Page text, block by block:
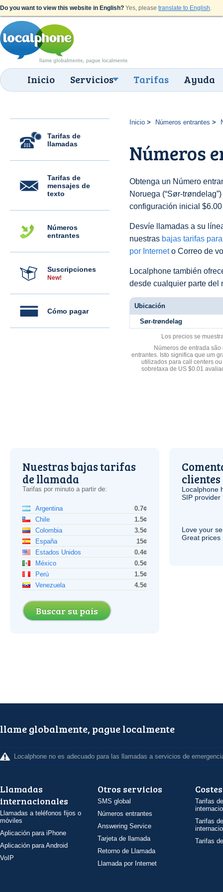
Do you want to view this website in English? Yes, please translate to English.
Inicio Servicios Tarifas Ayuda
Tarifas de
llamadas
Tarifas de
mensajes de
texto
Números
entrantes
Suscripciones
New!
Cómo pagar
Inicio Números entrantes
Números
Obtenga un Número
Noruega (“Sør-
configuración inicial
Desvíe llamadas a su
nuestras bajas tarifas
por Interneto Correo de
Localphone también
desde cualquier parte del
Ubicación
Sør-trøndelag
Los precios se
Números de entrada
entrantes. Isto significa que um
utilizados para call centers
sobretaxa de US $0.01
Nuestras bajas tarifas
de llamada
Tarifas por minuto a partir de:
Argentina
0.7¢
Chile
1.5¢
Colombia
3.5¢
España
15¢
Estados Unidos
0.4¢
México
0.5¢
Perú
1.5¢
Venezuela
4.5¢
Buscar su país
clientes
Localphone
SIP provider
Love your
Great prices
llame globalmente, pague localmente
Localphone no es adecuado para las llamadas a servicios de
Llamadas
internacionales
Llamadas a teléfonos fijos o
móviles
Aplicación para iPhone
Aplicación para Android
VoIP
Otros servicios
SMS global
Números entrantes
Answering Service
Tarjeta de llamada
Retorno de Llamada
Llamada por Internet
Costes
Tarifas
Tarifas
Tarifas